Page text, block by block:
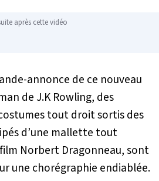
après cette vidéo
annonce de ce nouveau
de J.K Rowling, des
tout droit sortis des
d’une mallette tout
Norbert Dragonneau, sont
une chorégraphie endiablée.